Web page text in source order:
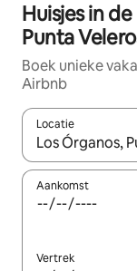
Huisjes in
Punta
Boek unieke
Airbnb
Locatie
Wanneer er
Aankomst
Vertrek